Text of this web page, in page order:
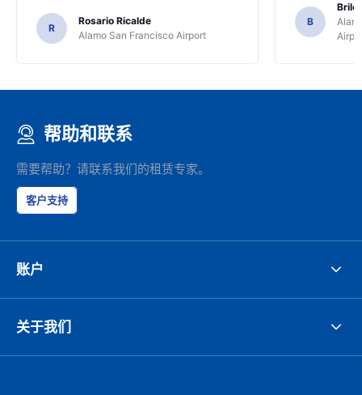
R
Rosario Ricalde
Alamo San Francisco Airport
B
帮助和联系
需要帮助？请联系我们的租赁专家。
客户支持
账户
关于我们